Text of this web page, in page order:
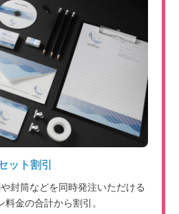
ット割引
封筒などを同時発注いただける
料金の合計から割引。